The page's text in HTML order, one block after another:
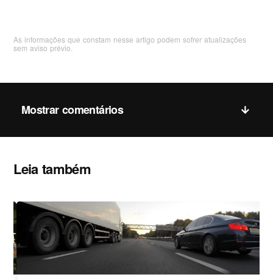
As informações que constam nesse artigo podem sofrer atualizações
sem aviso prévio.
Mostrar comentários
Leia também